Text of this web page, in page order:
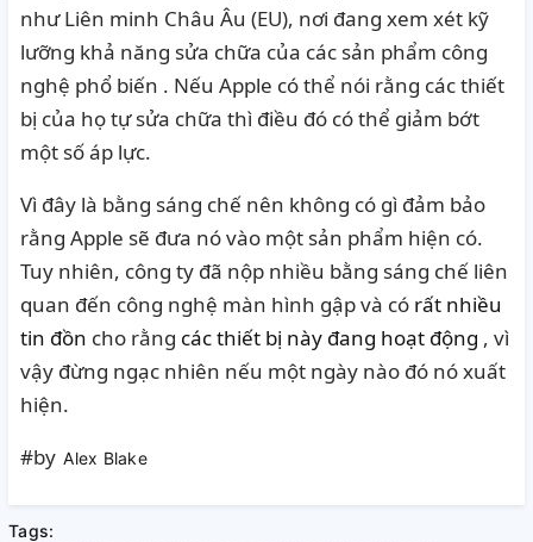
như Liên minh Châu Âu (EU), nơi đang xem xét kỹ
lưỡng khả năng sửa chữa của các sản phẩm công
nghệ phổ biến . Nếu Apple có thể nói rằng các thiết
bị của họ tự sửa chữa thì điều đó có thể giảm bớt
một số áp lực.
Vì đây là bằng sáng chế nên không có gì đảm bảo
rằng Apple sẽ đưa nó vào một sản phẩm hiện có.
Tuy nhiên, công ty đã nộp nhiều bằng sáng chế liên
quan đến công nghệ màn hình gập và có rất nhiều
tin đồn cho rằng các thiết bị này đang hoạt động , vì
vậy đừng ngạc nhiên nếu một ngày nào đó nó xuất
hiện.
#by Alex Blake
Tags: